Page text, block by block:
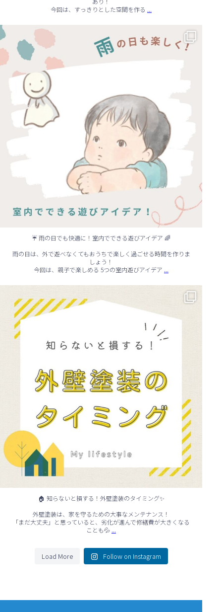
今回は、すっきりとした空間を作る ...
☔ 雨の日でも快適に！室内でできる遊びアイデア 🌈
...
☔ 雨の日でも快適に！室内でできる遊びアイデア 🌈
雨の日は、外で遊べなくてもおうちで楽しく過ごせる時間を作りま
しょう！
今回は、親子で楽しめる 5つの室内遊びアイデア ...
...
🏠 知らないと損する！外壁塗装のタイミング✨
外壁塗装は、家を守るための大事なメンテナンス！
「まだ大丈夫」と思っていると、劣化が進んで修繕費が大きくなる
ことも💦 ...
Load More Follow on Instagram